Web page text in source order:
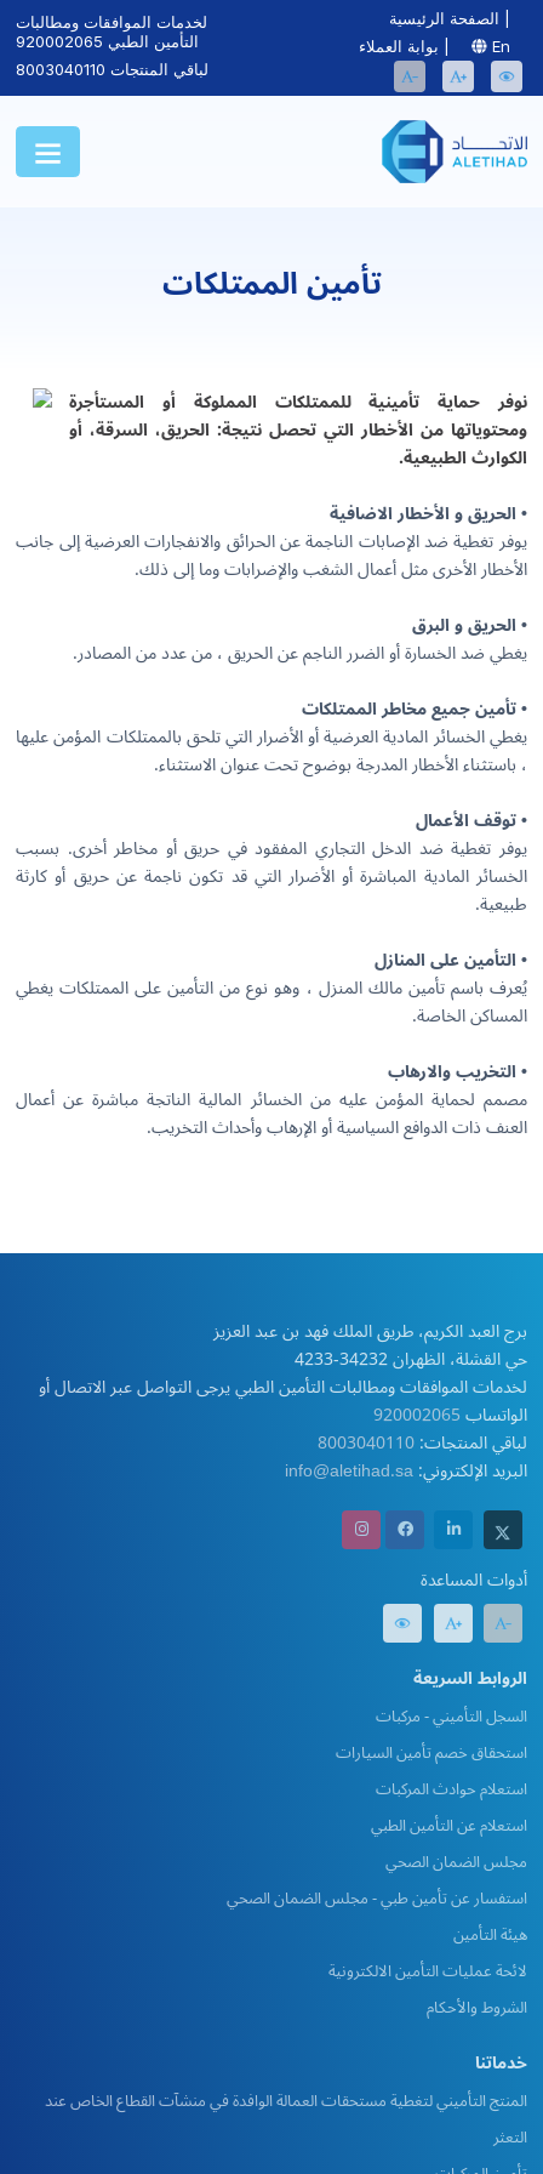
لخدمات الموافقات ومطالبات
التأمين الطبي 920002065
لباقي المنتجات 8003040110
الصفحة الرئيسية
بوابة العملاء
En
تأمين الممتلكات
نوفر حماية تأمينية للممتلكات المملوكة أو المستأجرة
ومحتوياتها من الأخطار التي تحصل نتيجة: الحريق، السرقة، أو
الكوارث الطبيعية.
• الحريق و الأخطار الاضافية
يوفر تغطية ضد الإصابات الناجمة عن الحرائق والانفجارات العرضية إلى جانب
الأخطار الأخرى مثل أعمال الشغب والإضرابات وما إلى ذلك.
• الحريق و البرق
يغطي ضد الخسارة أو الضرر الناجم عن الحريق ، من عدد من المصادر.
• تأمين جميع مخاطر الممتلكات
يغطي الخسائر المادية العرضية أو الأضرار التي تلحق بالممتلكات المؤمن عليها
، باستثناء الأخطار المدرجة بوضوح تحت عنوان الاستثناء.
• توقف الأعمال
يوفر تغطية ضد الدخل التجاري المفقود في حريق أو مخاطر أخرى. بسبب
الخسائر المادية المباشرة أو الأضرار التي قد تكون ناجمة عن حريق أو كارثة
طبيعية.
• التأمين على المنازل
يُعرف باسم تأمين مالك المنزل ، وهو نوع من التأمين على الممتلكات يغطي
المساكن الخاصة.
• التخريب والارهاب
مصمم لحماية المؤمن عليه من الخسائر المالية الناتجة مباشرة عن أعمال
العنف ذات الدوافع السياسية أو الإرهاب وأحداث التخريب.
برج العبد الكريم، طريق الملك فهد بن عبد العزيز
حي القشلة، الظهران 34232-4233
لخدمات الموافقات ومطالبات التأمين الطبي يرجى التواصل عبر الاتصال أو
الواتساب920002065
لباقي المنتجات:8003040110
البريد الإلكتروني:info@aletihad.sa
أدوات المساعدة
الروابط السريعة
السجل التأميني - مركبات
استحقاق خصم تأمين السيارات
استعلام حوادث المركبات
استعلام عن التأمين الطبي
مجلس الضمان الصحي
استفسار عن تأمين طبي - مجلس الضمان الصحي
هيئة التأمين
لائحة عمليات التأمين الالكترونية
الشروط والأحكام
خدماتنا
المنتج التأميني لتغطية مستحقات العمالة الوافدة في منشآت القطاع الخاص عند
التعثر